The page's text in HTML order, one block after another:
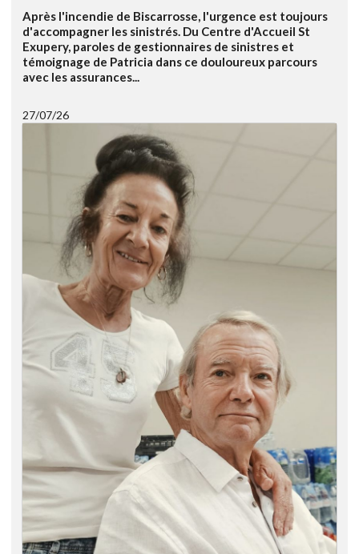
Après l'incendie de Biscarrosse, l'urgence est toujours
d'accompagner les sinistrés. Du Centre d'Accueil St
Exupery, paroles de gestionnaires de sinistres et
témoignage de Patricia dans ce douloureux parcours
avec les assurances...
27/07/26